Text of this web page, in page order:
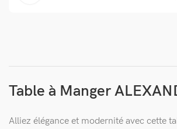
Table à Manger
Alliez élégance et modernité avec cette